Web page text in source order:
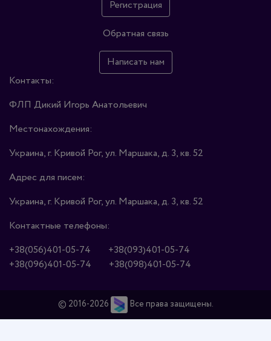
Регистрация
Обратная связь
Написать нам
Контакты:
ФЛП Дикий Игорь Анатольевич
Местонахождения:
Украина, г. Кривой Рог, ул. Маршака, д. 3, кв. 52
Адрес для писем:
Украина, г. Кривой Рог, ул. Маршака, д. 3, кв. 52
Контактные телефоны:
+38(056)401-05-74
+38(093)401-05-74
+38(096)401-05-74
+38(098)401-05-74
© 2016-2026 Все права защищены.